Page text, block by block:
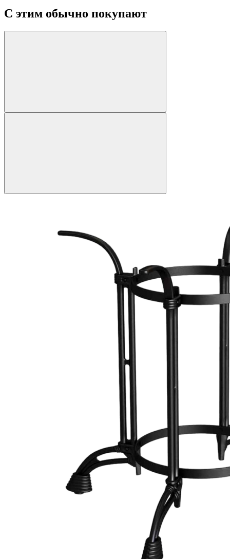
С этим обычно покупают